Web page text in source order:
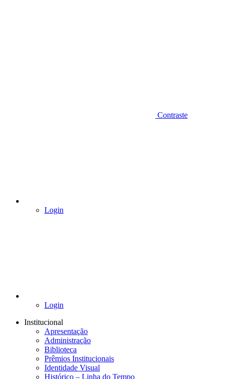
Contraste
Login
Login
Institucional
Apresentação
Administração
Biblioteca
Prêmios Institucionais
Identidade Visual
Histórico – Linha do Tempo